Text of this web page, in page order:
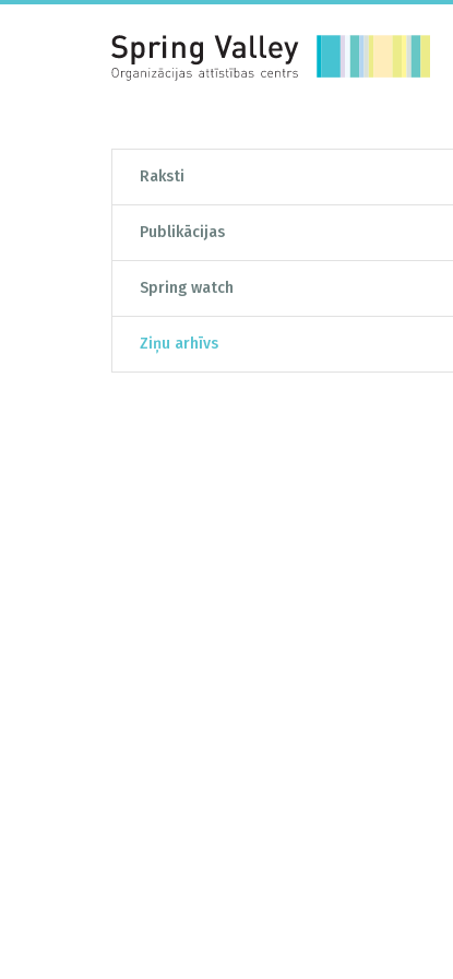
Raksti
Publikācijas
Spring watch
Ziņu arhīvs